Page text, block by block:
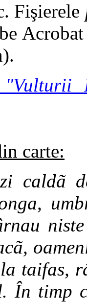
Fişierele
carte:
de
taifas,
În timp